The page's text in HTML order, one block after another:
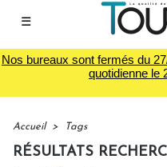
☰
Nos bureaux sont fermés du
quotidienne le
Accueil > Tags
RÉSULTATS